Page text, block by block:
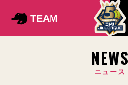
TEAM
NEWS
ニュース